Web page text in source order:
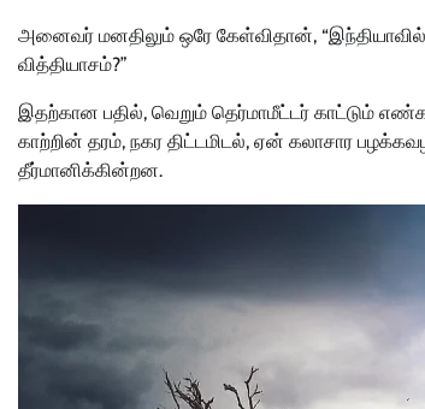
அனைவர் மனதிலும் ஒரே கேள்விதான், “இந்தியாவில்
வித்தியாசம்?”
இதற்கான பதில், வெறும் தெர்மாமீட்டர் காட்டும்
காற்றின் தரம், நகர திட்டமிடல், ஏன் கலாசார
தீர்மானிக்கின்றன.